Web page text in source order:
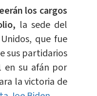
los cargos
la sede del
que fue
sus partidarios
en su afán por
la victoria de